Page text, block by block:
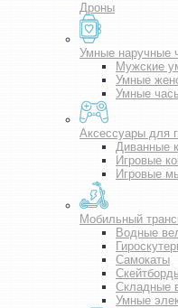
Дроны
Умные наручные
Мужские
Умные
Умные
Аксессуары для
Диванные
Игровые
Игровые
Мобильный
Водные
Самокаты
Складные
Умные